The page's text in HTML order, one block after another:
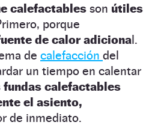
calefactables son útiles
porque
de calor adicional.
de calefacción del
un tiempo en calentar
fundas calefactables
el asiento,
de inmediato.